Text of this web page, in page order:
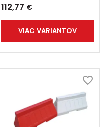
112,77 €
VIAC VARIANTOV